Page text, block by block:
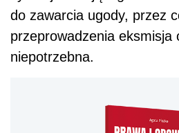
do zawarcia ugody, przez
przeprowadzenia eksmisja
niepotrzebna.